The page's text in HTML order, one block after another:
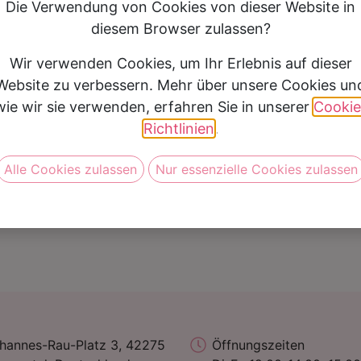
Anzugpreis
500 € - 999 €
Vereinbare jetzt Deine
Rau-Platz 3, 42275
Öffnungszeiten
Die Verwendung von Cookies von dieser Website in
diesem Browser zulassen?
Wir verwenden Cookies, um Ihr Erlebnis auf dieser
zu verbessern. Mehr über unsere Cookies
wir sie verwenden, erfahren Sie in unserer
Richtlinien.
Alle Cookies zulassen Nur essenzielle Cookies zulassen